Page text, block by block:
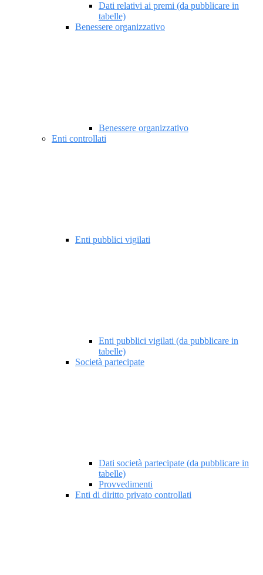
Dati relativi ai premi (da pubblicare in
tabelle)
Benessere organizzativo
Benessere organizzativo
Enti controllati
Enti pubblici vigilati
Enti pubblici vigilati (da pubblicare in
tabelle)
Società partecipate
Dati società partecipate (da pubblicare in
tabelle)
Provvedimenti
Enti di diritto privato controllati